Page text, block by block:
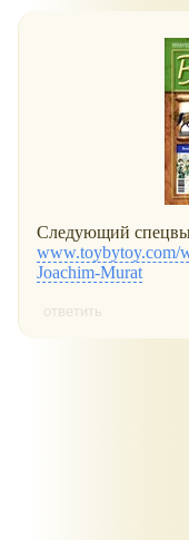
Следующий
www.toybytoy.com/
Joachim-Murat
ответить